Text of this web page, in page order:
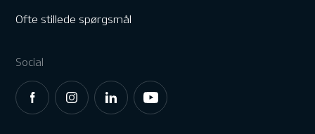
Ofte stillede spørgsmål
Social